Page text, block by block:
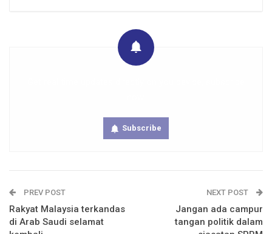
Subscribe
PREV POST
Rakyat Malaysia terkandas
di Arab Saudi selamat
NEXT POST
Jangan ada campur
tangan politik dalam